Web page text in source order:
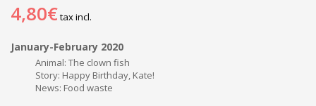
4,80€tax incl.
January-February 2020
Animal: The clown fish
Story: Happy Birthday, Kate!
News: Food waste